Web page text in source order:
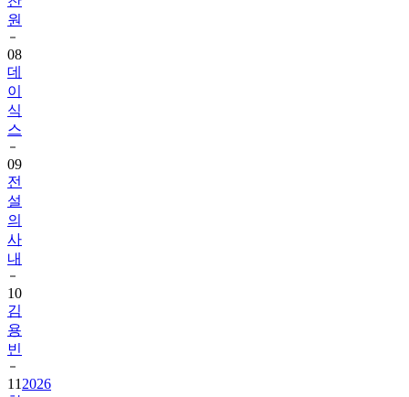
08
데
이
식
스
09
전
설
의
사
내
10
김
용
빈
11
한
일